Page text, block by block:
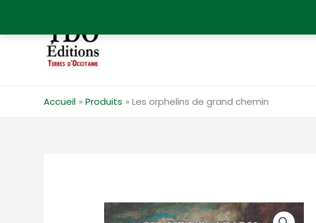
Accueil Produits Les orphelins de grand chemin